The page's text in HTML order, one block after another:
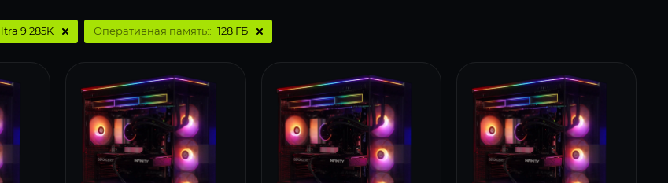
9 285K Оперативная память:: 128 ГБ